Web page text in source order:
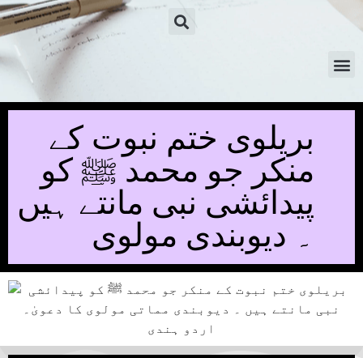
بریلوی ختم نبوت کے
منکر جو محمد ﷺ کو
پیدائشی نبی مانتے ہیں
۔ دیوبندی مولوی